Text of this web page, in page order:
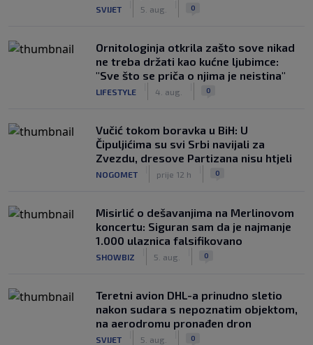
SVIJET 5. aug. 0
Ornitologinja otkrila zašto sove nikad
ne treba držati kao kućne ljubimce:
"Sve što se priča o njima je neistina"
LIFESTYLE 4. aug. 0
Vučić tokom boravka u BiH: U
Čipuljićima su svi Srbi navijali za
Zvezdu, dresove Partizana nisu htjeli
NOGOMET prije 12 h 0
Misirlić o dešavanjima na Merlinovom
koncertu: Siguran sam da je najmanje
1.000 ulaznica falsifikovano
SHOWBIZ 5. aug. 0
Teretni avion DHL-a prinudno sletio
nakon sudara s nepoznatim objektom,
na aerodromu pronađen dron
SVIJET 5. aug. 0